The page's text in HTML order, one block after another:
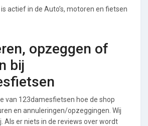
actief in de Auto’s, motoren en fietsen
opzeggen of
bij
van 123damesfietsen hoe de shop
en annuleringen/opzeggingen. Wij
Als er niets in de reviews over wordt